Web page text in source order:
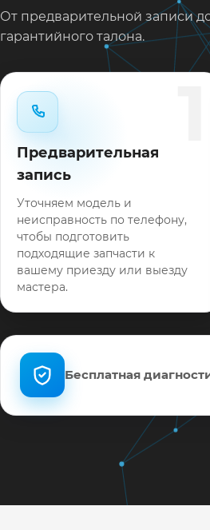
От предварительной записи
гарантийного талона.
Предварительная
запись
Уточняем модель и
неисправность по телефону,
чтобы подготовить
подходящие запчасти к
вашему приезду или выезду
мастера.
Бесплатная